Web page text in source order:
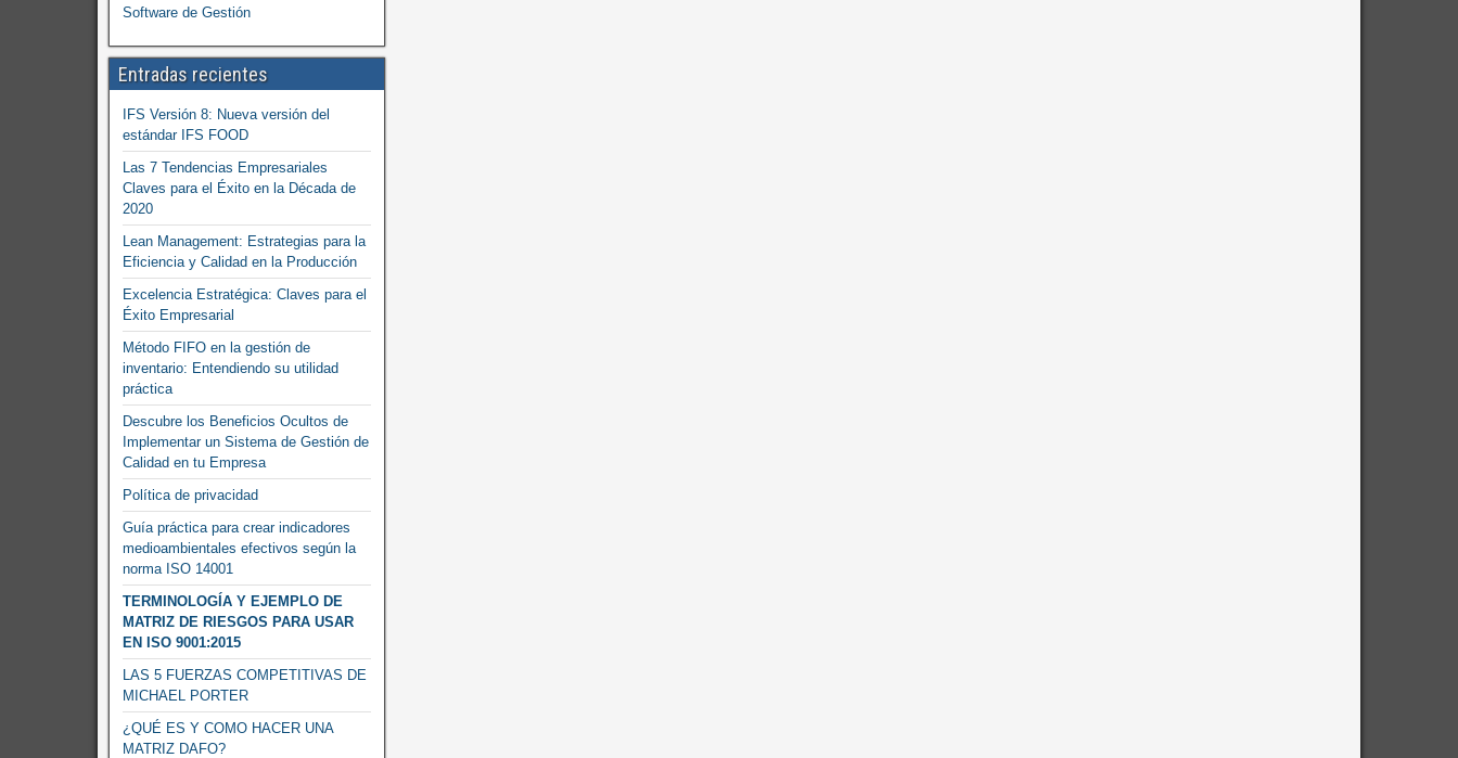
Software de Gestión
Entradas recientes
IFS Versión 8: Nueva versión del
estándar IFS FOOD
Las 7 Tendencias Empresariales
Claves para el Éxito en la Década de
2020
Lean Management: Estrategias para la
Eficiencia y Calidad en la Producción
Excelencia Estratégica: Claves para el
Éxito Empresarial
Método FIFO en la gestión de
inventario: Entendiendo su utilidad
práctica
Descubre los Beneficios Ocultos de
Implementar un Sistema de Gestión de
Calidad en tu Empresa
Política de privacidad
Guía práctica para crear indicadores
medioambientales efectivos según la
norma ISO 14001
TERMINOLOGÍA Y EJEMPLO DE
MATRIZ DE RIESGOS PARA USAR
EN ISO 9001:2015
LAS 5 FUERZAS COMPETITIVAS DE
MICHAEL PORTER
¿QUÉ ES Y COMO HACER UNA
MATRIZ DAFO?